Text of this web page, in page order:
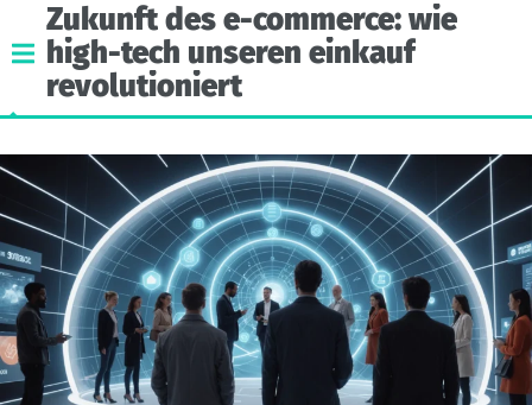
Zukunftdese-commerce:wie
high-tech unseren einkauf
revolutioniert